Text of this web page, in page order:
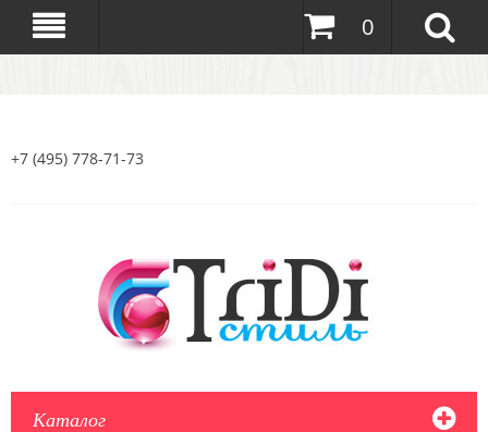
0
+7 (495) 778-71-73
Каталог